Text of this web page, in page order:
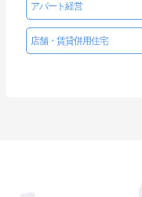
アパート経営
店舗・賃貸併用住宅